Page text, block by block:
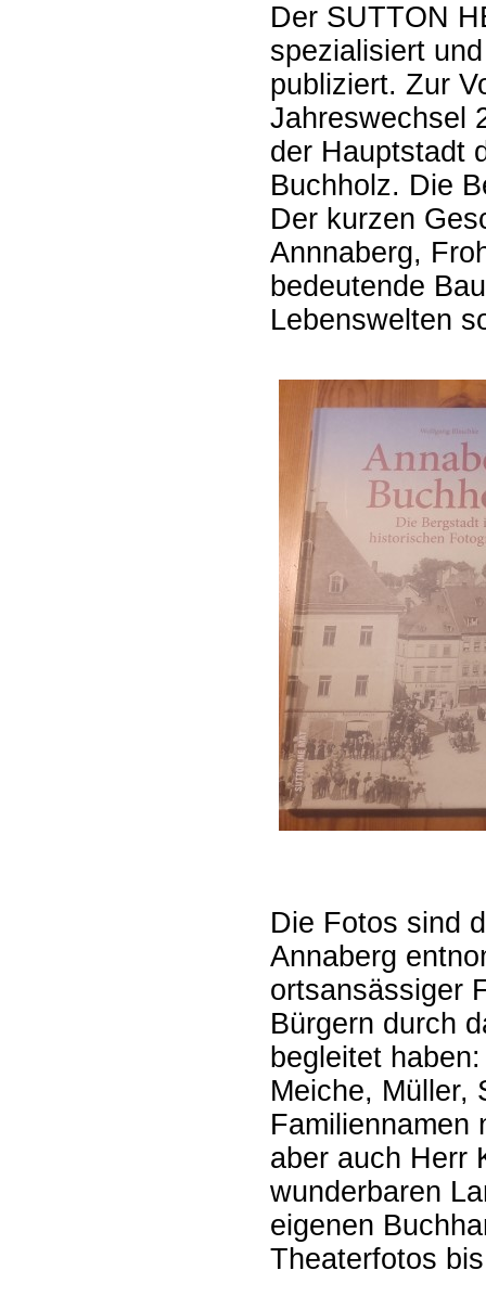
Der SUTTON
spezialisiert
publiziert. Zur
Jahreswechsel
der Hauptstadt
Buchholz. Die
Der kurzen
Annnaberg,
bedeutende
Lebenswelten
Die Fotos sind
Annaberg
ortsansässiger
Bürgern durch
begleitet
Meiche, Müller,
Familiennamen
aber auch Herr
wunderbaren
eigenen
Theaterfotos